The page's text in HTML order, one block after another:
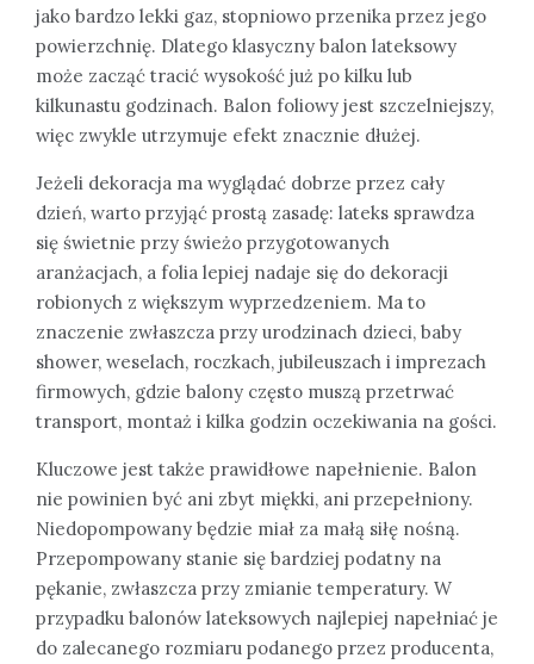
jako bardzo lekki gaz, stopniowo przenika przez jego
powierzchnię. Dlatego klasyczny balon lateksowy
może zacząć tracić wysokość już po kilku lub
kilkunastu godzinach. Balon foliowy jest szczelniejszy,
więc zwykle utrzymuje efekt znacznie dłużej.
Jeżeli dekoracja ma wyglądać dobrze przez cały
dzień, warto przyjąć prostą zasadę: lateks sprawdza
się świetnie przy świeżo przygotowanych
aranżacjach, a folia lepiej nadaje się do dekoracji
robionych z większym wyprzedzeniem. Ma to
znaczenie zwłaszcza przy urodzinach dzieci, baby
shower, weselach, roczkach, jubileuszach i imprezach
firmowych, gdzie balony często muszą przetrwać
transport, montaż i kilka godzin oczekiwania na gości.
Kluczowe jest także prawidłowe napełnienie. Balon
nie powinien być ani zbyt miękki, ani przepełniony.
Niedopompowany będzie miał za małą siłę nośną.
Przepompowany stanie się bardziej podatny na
pękanie, zwłaszcza przy zmianie temperatury. W
przypadku balonów lateksowych najlepiej napełniać je
do zalecanego rozmiaru podanego przez producenta,